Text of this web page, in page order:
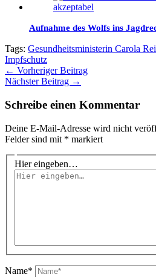
Aufnahme des Wolfs ins
Tags: Gesundheitsministerin Carola
Impfschutz
← Vorheriger Beitrag
Nächster Beitrag →
Schreibe einen Kommentar
Deine E-Mail-Adresse wird nicht
Felder sind mit * markiert
Hier eingeben…
Name*